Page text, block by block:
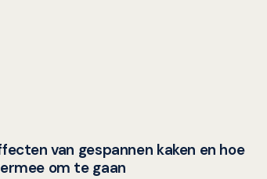
Mondgezondheid in relatie tot algehele gezondheid
van gespannen kaken en hoe
om te gaan